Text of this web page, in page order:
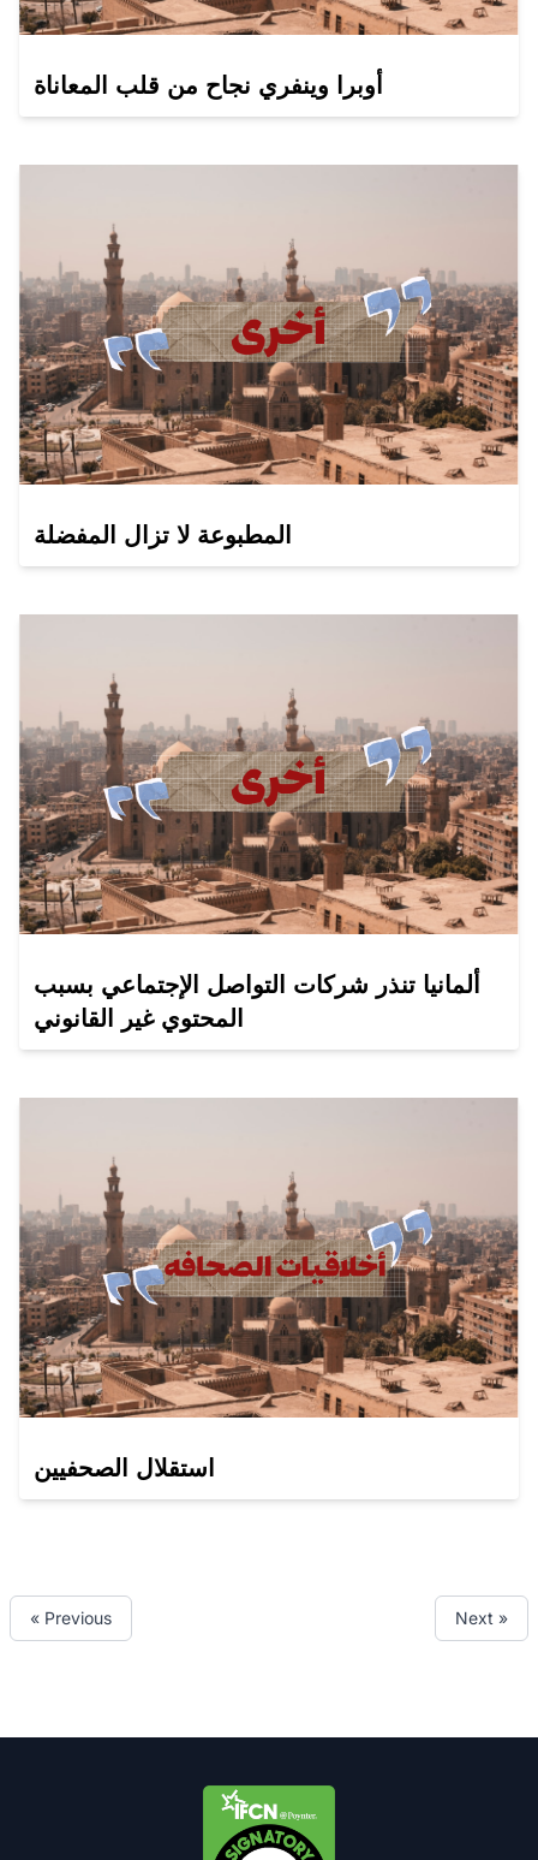
أوبرا وينفري نجاح من قلب المعاناة
المطبوعة لا تزال المفضلة
ألمانيا تنذر شركات التواصل الإجتماعي بسبب
المحتوي غير القانوني
استقلال الصحفيين
« Previous Next »